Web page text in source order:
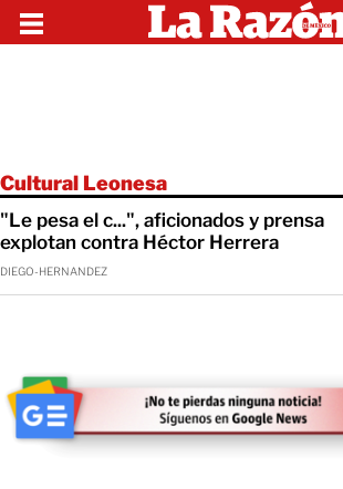
Cultural Leonesa
"Le pesa el c...", aficionados y prensa
explotan contra Héctor Herrera
DIEGO-HERNANDEZ